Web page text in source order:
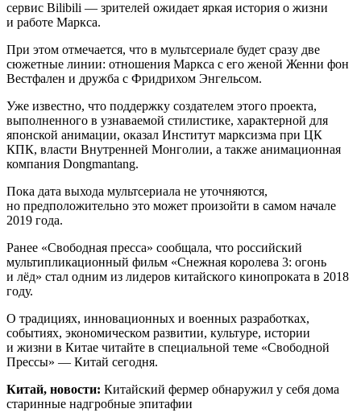
сервис Bilibili — зрителей ожидает яркая история о жизни
и работе Маркса.
При этом отмечается, что в мультсериале будет сразу две
сюжетные линии: отношения Маркса с его женой Женни фон
Вестфален и дружба с Фридрихом Энгельсом.
Уже известно, что поддержку создателем этого проекта,
выполненного в узнаваемой стилистике, характерной для
японской анимации, оказал Институт марксизма при ЦК
КПК, власти Внутренней Монголии, а также анимационная
компания Dongmantang.
Пока дата выхода мультсериала не уточняются,
но предположительно это может произойти в самом начале
2019 года.
Ранее «Свободная пресса» сообщала, что российский
мультипликационный фильм «Снежная королева 3: огонь
и лёд» стал одним из лидеров китайского кинопроката в 2018
году.
О традициях, инновационных и военных разработках,
событиях, экономическом развитии, культуре, истории
и жизни в Китае читайте в специальной теме «Свободной
Прессы» — Китай сегодня.
Китай, новости: Китайский фермер обнаружил у себя дома
старинные надгробные эпитафии